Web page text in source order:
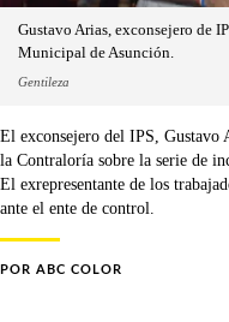
Gustavo Arias, exconsejero de
Municipal de Asunción.
Gentileza
El exconsejero del IPS, Gustavo
la Contraloría sobre la serie de
El exrepresentante de los
ante el ente de control.
POR ABC COLOR